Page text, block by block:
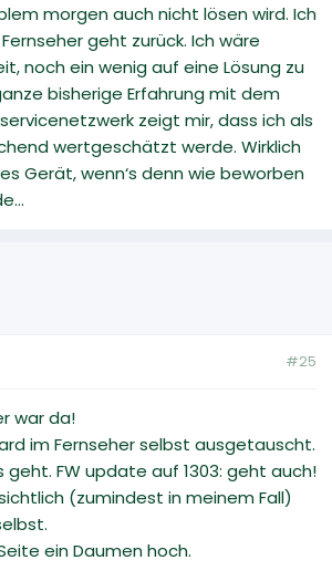
morgen auch nicht lösen wird. Ich
geht zurück. Ich wäre
noch ein wenig auf eine Lösung zu
bisherige Erfahrung mit dem
zeigt mir, dass ich als
wertgeschätzt werde. Wirklich
Gerät, wenn‘s denn wie beworben
#25
war da!
im Fernseher selbst ausgetauscht.
geht. FW update auf 1303: geht auch!
(zumindest in meinem Fall)
ein Daumen hoch.